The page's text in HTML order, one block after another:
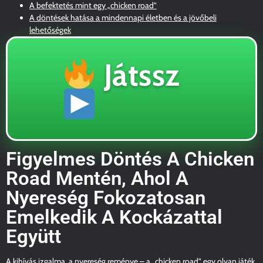
A befektetés mint egy „chicken road”
A döntések hatása a mindennapi életben és a jövőbeli
lehetőségek
Játssz
Figyelmes Döntés A Chicken
Road Mentén, Ahol A
Nyereség Fokozatosan
Emelkedik A Kockázattal
Együtt